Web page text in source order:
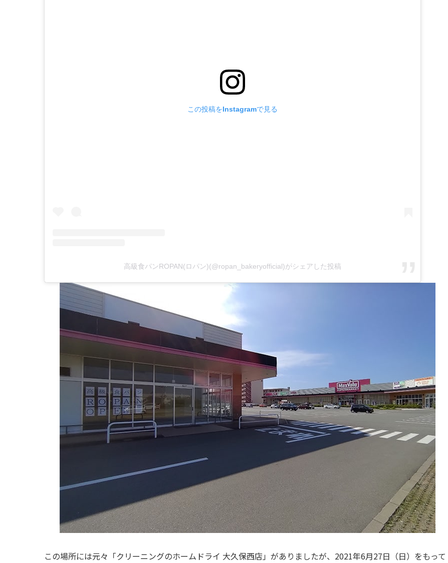
この投稿をInstagramで見る
高級食パンROPAN(ロパン)(@ropan_bakeryofficial)がシェアした投稿
この場所には元々「クリーニングのホームドライ 大久保西店」がありましたが、2021年6月27日（日）をもって